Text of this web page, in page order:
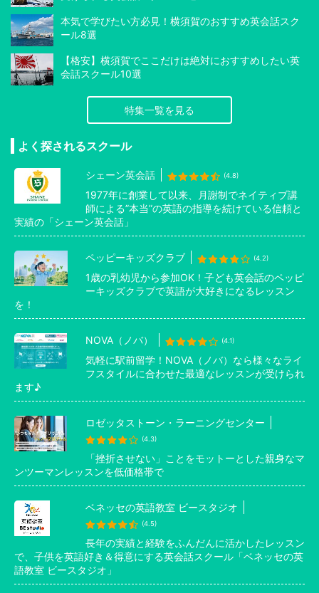
本気で学びたい方必見！横須賀のおすすめ英会話スク
ール8選
【格安】横須賀でここだけは絶対におすすめしたい英
会話スクール10選
特集一覧を見る
よく探されるスクール
シェーン英会話 (4.8)
1977年に創業して以来、月謝制でネイティブ講
師による”本当”の英語の指導を続けている信頼と
実績の「シェーン英会話」
ペッピーキッズクラブ (4.2)
1歳の乳幼児から参加OK！子ども英会話のペッピ
ーキッズクラブで英語が大好きになるレッスン
を！
NOVA（ノバ） (4.1)
気軽に駅前留学！NOVA（ノバ）なら様々なライ
フスタイルに合わせた最適なレッスンが受けられ
ます♪
ロゼッタストーン・ラーニングセンター
(4.3)
「挫折させない」ことをモットーとした親身なマ
ンツーマンレッスンを低価格帯で
ベネッセの英語教室 ビースタジオ
(4.5)
長年の実績と経験をふんだんに活かしたレッスン
で、子供を英語好き＆得意にする英会話スクール「ベネッセの英
語教室 ビースタジオ」